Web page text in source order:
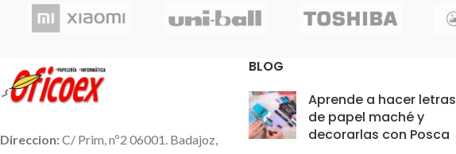
Direccion:C/ Prim, nº2 06001. Badajoz,
BLOG
Aprende a hacer letras
de papel maché y
decorarlas con Posca